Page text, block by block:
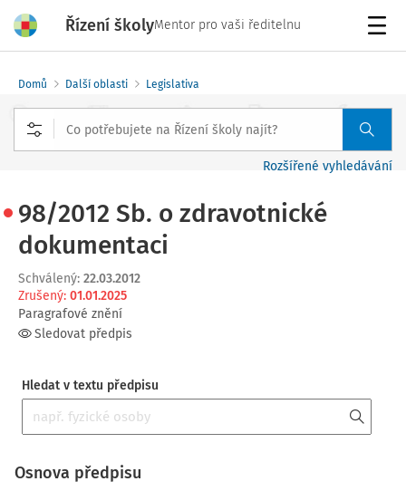
Řízení školyMentor pro vaši ředitelnu
Domů Další oblasti Legislativa
Rozšířené vyhledávání
98/2012 Sb. o zdravotnické
dokumentaci
Schválený: 22.03.2012
Zrušený: 01.01.2025
Paragrafové znění
Sledovat předpis
Hledat v textu předpisu
Osnova předpisu